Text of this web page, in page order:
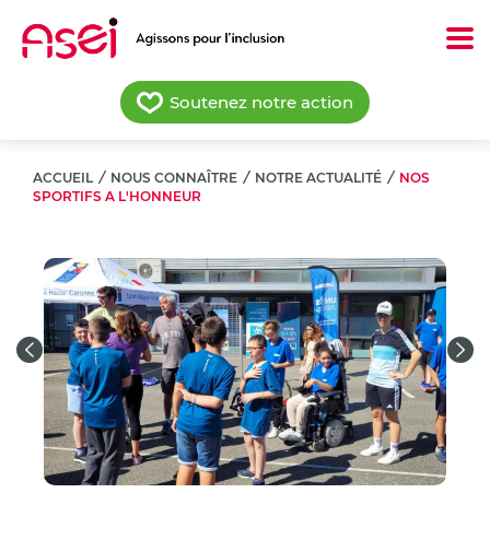
contenu
Soutenez notre action
ACCUEIL / NOUS CONNAÎTRE / NOTRE ACTUALITÉ / NOS
SPORTIFS A L'HONNEUR
Previous